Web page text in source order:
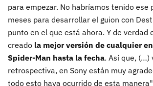
para empezar. No habríamos tenido ese
meses para desarrollar el guion con
punto en el que está ahora. Y de verdad
creado la mejor versión de cualquier
Spider-Man hasta la fecha. Así que, (…)
retrospectiva, en Sony están muy
todo esto haya ocurrido de esta